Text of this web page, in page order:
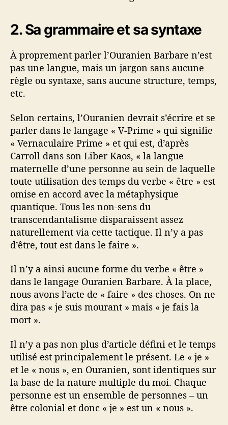
2. Sa grammaire et sa syntaxe
À proprement parler l’Ouranien Barbare n’est
pas une langue, mais un jargon sans aucune
règle ou syntaxe, sans aucune structure, temps,
etc.
Selon certains, l’Ouranien devrait s’écrire et se
parler dans le langage « V-Prime » qui signifie
« Vernaculaire Prime » et qui est, d’après
Carroll dans son Liber Kaos, « la langue
maternelle d’une personne au sein de laquelle
toute utilisation des temps du verbe « être » est
omise en accord avec la métaphysique
quantique. Tous les non-sens du
transcendantalisme disparaissent assez
naturellement via cette tactique. Il n’y a pas
d’être, tout est dans le faire ».
Il n’y a ainsi aucune forme du verbe « être »
dans le langage Ouranien Barbare. À la place,
nous avons l’acte de « faire » des choses. On ne
dira pas « je suis mourant » mais « je fais la
mort ».
Il n’y a pas non plus d’article défini et le temps
utilisé est principalement le présent. Le « je »
et le « nous », en Ouranien, sont identiques sur
la base de la nature multiple du moi. Chaque
personne est un ensemble de personnes – un
être colonial et donc « je » est un « nous ».